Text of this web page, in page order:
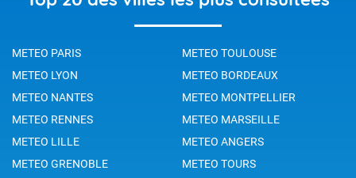
METEO PARIS
METEO TOULOUSE
METEO LYON
METEO BORDEAUX
METEO NANTES
METEO MONTPELLIER
METEO RENNES
METEO MARSEILLE
METEO LILLE
METEO ANGERS
METEO GRENOBLE
METEO TOURS